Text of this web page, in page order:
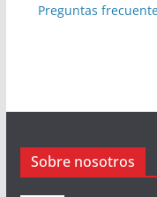
Preguntas
Sobre nosotros